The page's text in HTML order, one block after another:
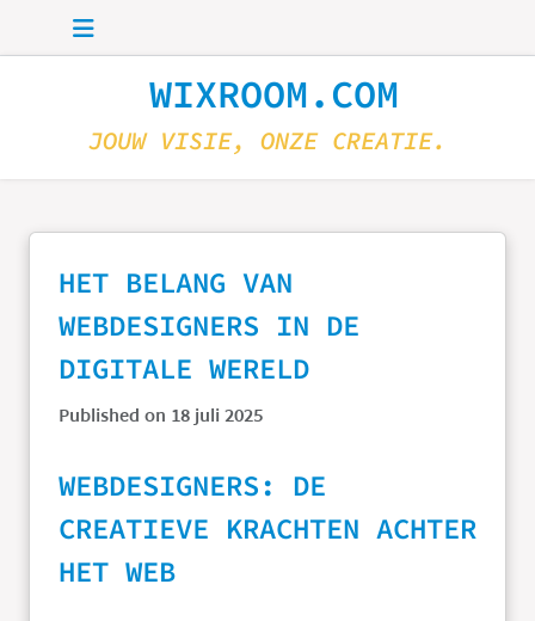
Skip to main content
WIXROOM.COM
JOUW VISIE, ONZE CREATIE.
HET BELANG VAN
WEBDESIGNERS IN DE
DIGITALE WERELD
Published on 18 juli 2025
WEBDESIGNERS: DE
CREATIEVE KRACHTEN ACHTER
HET WEB